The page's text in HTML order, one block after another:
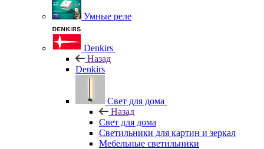
Умные реле
Denkirs
Назад
Denkirs
Свет для дома
Назад
Свет для дома
Светильники для картин и зеркал
Мебельные светильники